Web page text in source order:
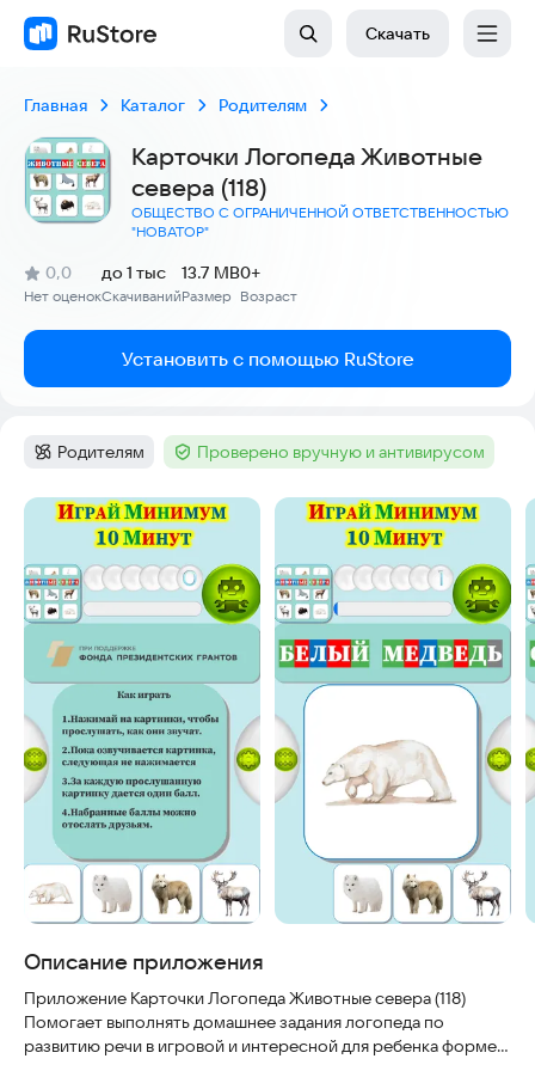
Скачать
Главная Каталог Родителям
Карточки Логопеда Животные
севера (118)
ОБЩЕСТВО С ОГРАНИЧЕННОЙ ОТВЕТСТВЕННОСТЬЮ
"НОВАТОР"
Рейтинг:
0,0
(
Нет оценок
)
Скачиваний
до 1 тыс
Размер
13.7 MB
Возраст
0+
Установить с помощью RuStore
Категория:
Родителям Тег :Проверено вручную и антивирусом
Скриншоты
Описание приложения
Приложение Карточки Логопеда Животные севера (118)
Помогает выполнять домашнее задания логопеда по
развитию речи в игровой и интересной для ребенка форме.